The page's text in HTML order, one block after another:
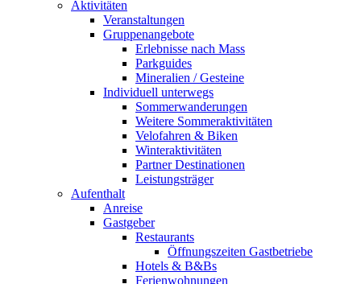
Aktivitäten
Veranstaltungen
Gruppenangebote
Erlebnisse nach Mass
Parkguides
Mineralien / Gesteine
Individuell unterwegs
Sommerwanderungen
Weitere Sommeraktivitäten
Velofahren & Biken
Winteraktivitäten
Partner Destinationen
Leistungsträger
Aufenthalt
Anreise
Gastgeber
Restaurants
Öffnungszeiten Gastbetriebe
Hotels & B&Bs
Ferienwohnungen